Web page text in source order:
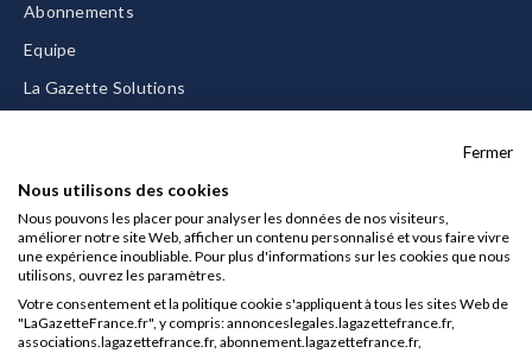
Abonnements
Equipe
La Gazette Solutions
Mentions légales
CGU/CGV
Données personnelles
Fermer
Nous utilisons des cookies
Nous pouvons les placer pour analyser les données de nos visiteurs,
améliorer notre site Web, afficher un contenu personnalisé et vous faire vivre
une expérience inoubliable. Pour plus d'informations sur les cookies que nous
utilisons, ouvrez les paramètres.
Votre consentement et la politique cookie s'appliquent à tous les sites Web de
"LaGazetteFrance.fr", y compris: annonceslegales.lagazettefrance.fr,
associations.lagazettefrance.fr, abonnement.lagazettefrance.fr,